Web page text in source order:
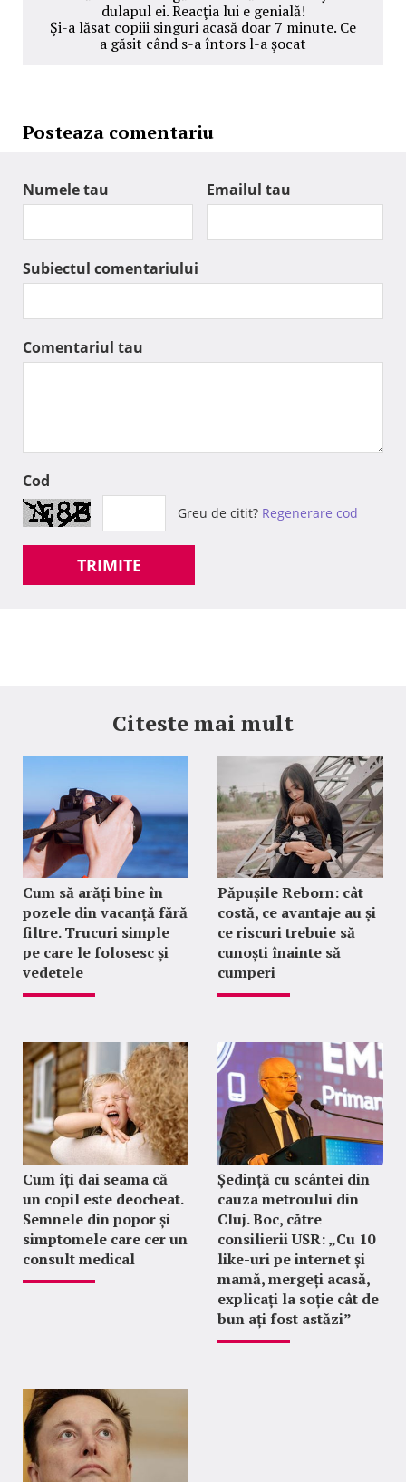
dulapul ei. Reacţia lui e genială!
Şi-a lăsat copiii singuri acasă doar 7 minute. Ce
a găsit când s-a întors l-a şocat
Posteaza comentariu
Numele tau Emailul tau
Subiectul comentariului
Comentariul tau
Cod
Greu de citit? Regenerare cod
TRIMITE
Citeste mai mult
Cum să arăți bine în
pozele din vacanță fără
filtre. Trucuri simple
pe care le folosesc și
vedetele
Păpușile Reborn: cât
costă, ce avantaje au și
ce riscuri trebuie să
cunoști înainte să
cumperi
Cum îți dai seama că
un copil este deocheat.
Semnele din popor și
simptomele care cer un
consult medical
Ședință cu scântei din
cauza metroului din
Cluj. Boc, către
consilierii USR: „Cu 10
like-uri pe internet și
mamă, mergeți acasă,
explicați la soție cât de
bun ați fost astăzi”